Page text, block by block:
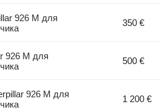
926 M для
350 €
926 M для
500 €
926 M для
1 200 €